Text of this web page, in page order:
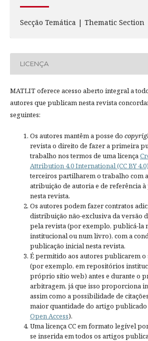
Secção Temática | Thematic Section
LICENÇA
MATLIT oferece acesso aberto integral a
autores que publicam nesta revista
seguintes:
Os autores mantêm a posse do
revista o direito de fazer a primeira
trabalho nos termos de uma licença
Attribution 4.0 International (CC BY 4.0)
terceiros partilharem o trabalho com
atribuição de autoria e de referência
nesta revista.
Os autores podem fazer contratos
distribuição não-exclusiva da versão
pela revista (por exemplo, publicá-la
institucional ou num livro), com a
publicação inicial nesta revista.
É permitido aos autores publicarem
(por exemplo, em repositórios
próprio sítio web) antes e durante o
arbitragem, já que isso proporciona
assim como a possibilidade de
maior quantidade do artigo publicado
Open Access).
Uma licença CC em formato legível
se inserida em todos os artigos